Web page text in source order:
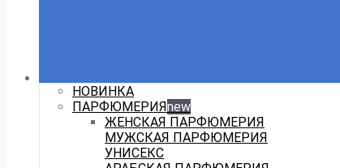
НОВИНКА
ПАРФЮМЕРИЯnew
ЖЕНСКАЯ ПАРФЮМЕРИЯ
МУЖСКАЯ ПАРФЮМЕРИЯ
УНИСЕКС